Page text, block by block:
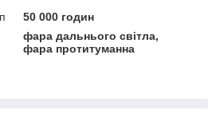
50 000 годин
фара дальнього світла,
фара протитуманна